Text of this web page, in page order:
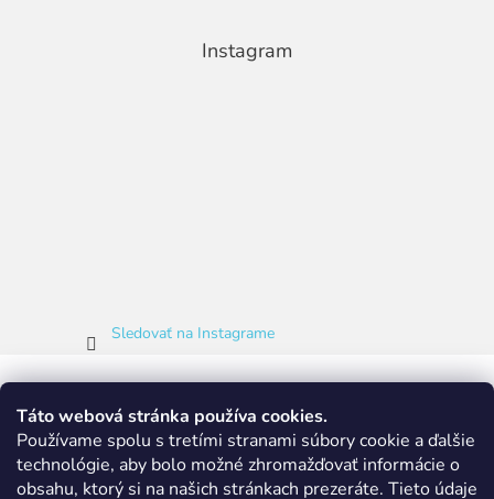
Táto webová stránka používa cookies.
Používame spolu s tretími stranami súbory cookie a ďalšie
technológie, aby bolo možné zhromažďovať informácie o
obsahu, ktorý si na našich stránkach prezeráte. Tieto údaje
Instagram
Sledovať na Instagrame